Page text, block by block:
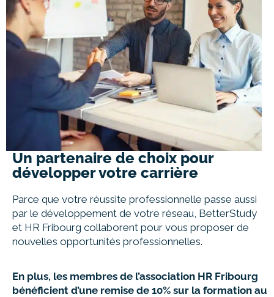
Un partenaire de choix pour
développer votre carrière
Parce que votre réussite professionnelle passe aussi
par le développement de votre réseau, BetterStudy
et HR Fribourg collaborent pour vous proposer de
nouvelles opportunités professionnelles.
En plus, les membres de l’association HR Fribourg
bénéficient d’une remise de 10% sur la formation au